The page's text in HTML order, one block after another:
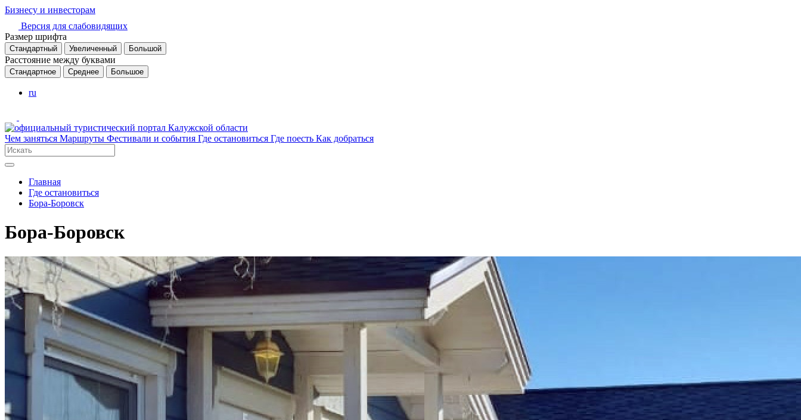
Бизнесу и инвесторам
Версия для слабовидящих
Размер шрифта
Стандартный Увеличенный Большой
Расстояние между буквами
Стандартное Среднее Большое
ru
Чем заняться Маршруты Фестивали и события Где остановиться Где поесть Как добраться
Главная
Где остановиться
Бора-Боровск
Бора-Боровск